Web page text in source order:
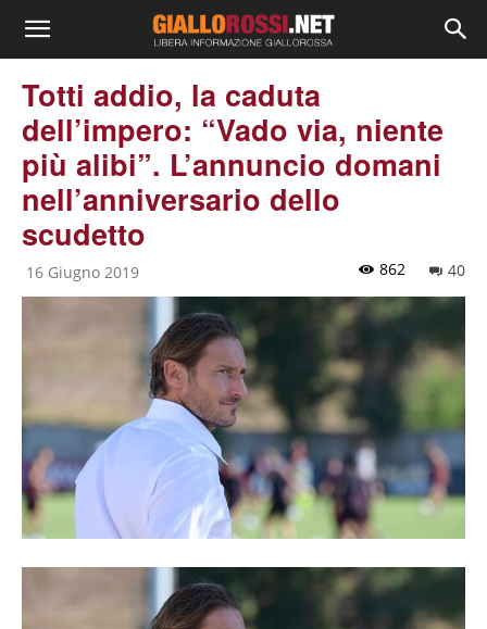
Totti addio, la caduta
dell’impero: “Vado via, niente
più alibi”. L’annuncio domani
nell’anniversario dello
scudetto
16 Giugno 2019 40
862